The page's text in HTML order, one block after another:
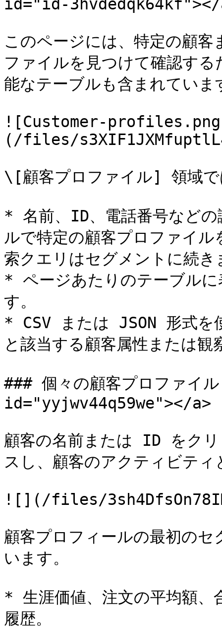
id="id-3hvdedqk64kf"></
このページには、特定の顧
ファイルを見つけて確認す
能なテーブルも含まれていま
![Customer-
(/files/
\[顧客プロファイル] 領域で
* 名前、ID、電話番号などの
ルで特定の顧客プロファイ
索クエリはセグメントに続き
* ページあたりのテーブルに
す。
* CSV または JSON 形式を
と該当する顧客属性または
### 個々の顧客プロファ
id="yyjwv44q59we"></a>
顧客の名前または ID をクリ
スし、顧客のアクティビテ
![](/files/
顧客プロフィールの最初の
います。
* 生涯価値、注文の平均額、
履歴。